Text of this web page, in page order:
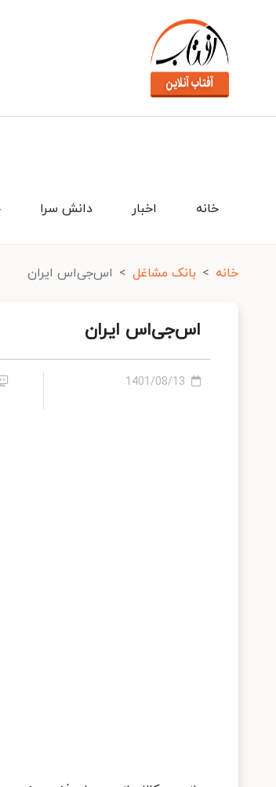
دانش سرا اخبار خانه
خانه بانک مشاغل اس‌جی‌اس ایران
اس‌جی‌اس ایران
1401/08/13